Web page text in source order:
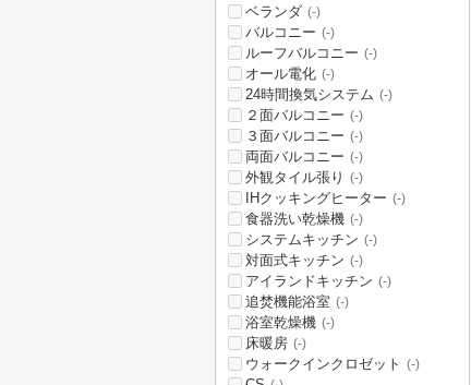
ベランダ (-)
バルコニー (-)
ルーフバルコニー (-)
オール電化 (-)
24時間換気システム (-)
２面バルコニー (-)
３面バルコニー (-)
両面バルコニー (-)
外観タイル張り (-)
IHクッキングヒーター (-)
食器洗い乾燥機 (-)
システムキッチン (-)
対面式キッチン (-)
アイランドキッチン (-)
追焚機能浴室 (-)
浴室乾燥機 (-)
床暖房 (-)
ウォークインクロゼット (-)